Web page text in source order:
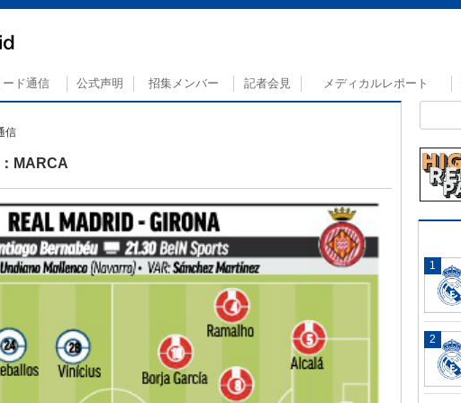
ード通信 公式声明 招集メンバー 記者会見 メディカルレポート
信
MARCA